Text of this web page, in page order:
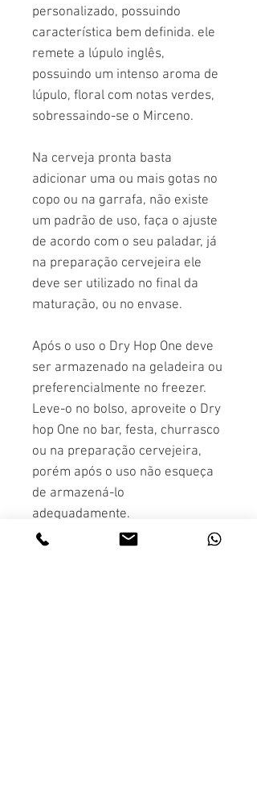
personalizado, possuindo
característica bem definida. ele
remete a lúpulo inglês,
possuindo um intenso aroma de
lúpulo, floral com notas verdes,
sobressaindo-se o Mirceno.
Na cerveja pronta basta
adicionar uma ou mais gotas no
copo ou na garrafa, não existe
um padrão de uso, faça o ajuste
de acordo com o seu paladar, já
na preparação cervejeira ele
deve ser utilizado no final da
maturação, ou no envase.
Após o uso o Dry Hop One deve
ser armazenado na geladeira ou
preferencialmente no freezer.
Leve-o no bolso, aproveite o Dry
hop One no bar, festa, churrasco
ou na preparação cervejeira,
porém após o uso não esqueça
de armazená-lo
adequadamente.